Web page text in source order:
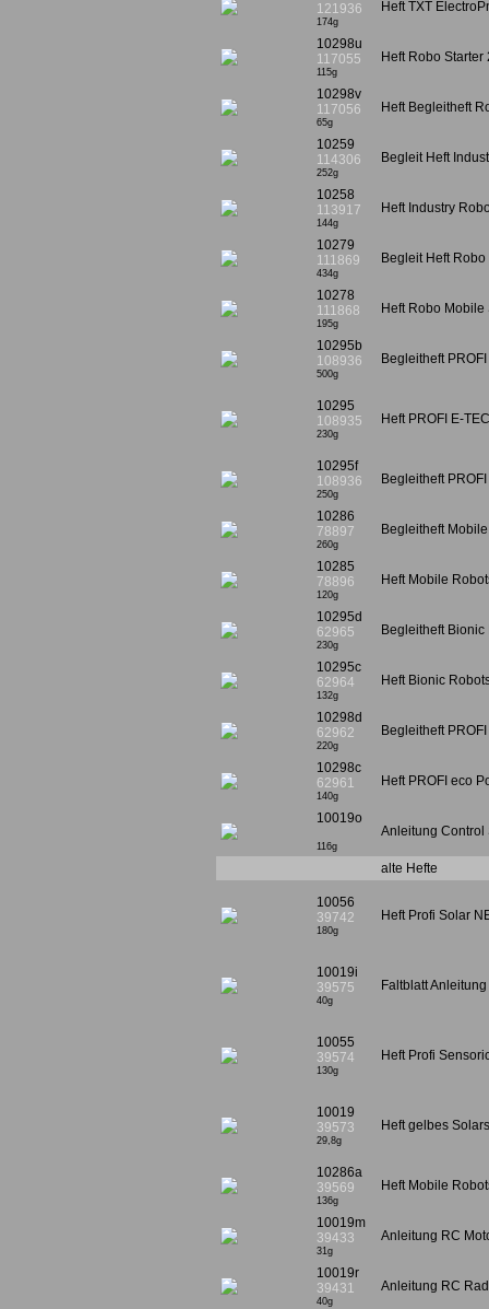
121936
174g
Heft TXT
10298u
117055
115g
Heft Robo
10298v
117056
65g
Heft Begleitheft
10259
114306
252g
Begleit Heft
10258
113917
144g
Heft Industry
10279
111869
434g
Begleit Heft
10278
111868
195g
Heft Robo
10295b
108936
500g
Begleitheft
10295
108935
230g
Heft PROFI E-
10295f
108936
250g
Begleitheft
10286
78897
260g
Begleitheft
10285
78896
120g
Heft Mobile
10295d
62965
230g
Begleitheft
10295c
62964
132g
Heft Bionic
10298d
62962
220g
Begleitheft
10298c
62961
140g
Heft PROFI eco
10019o
116g
Anleitung Control
alte Hefte
10056
39742
180g
Heft Profi Solar
10019i
39575
40g
Faltblatt
10055
39574
130g
Heft Profi
10019
39573
29,8g
Heft gelbes
10286a
39569
136g
Heft Mobile
10019m
39433
31g
Anleitung RC
10019r
39431
40g
Anleitung RC